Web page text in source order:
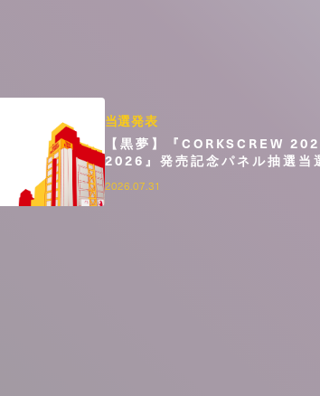
当選発表
【黒夢】『CORKSCREW
2026』発売記念パネル抽選当
2026.07.31